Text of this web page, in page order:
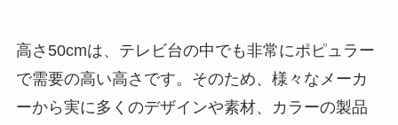
高さ50cmは、テレビ台の中でも非常にポピュラー
で需要の高い高さです。そのため、様々なメーカ
ーから実に多くのデザインや素材、カラーの製品